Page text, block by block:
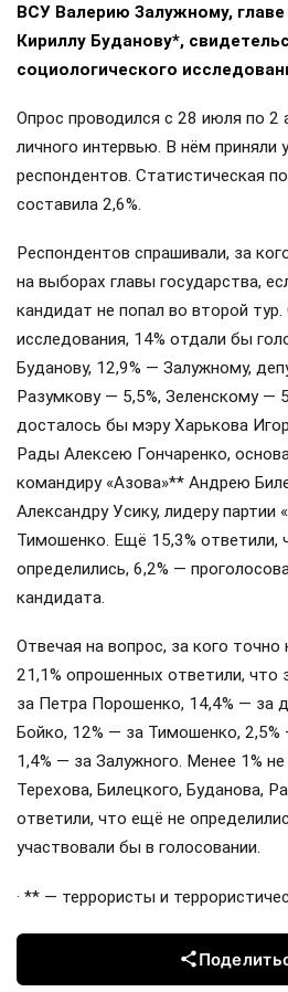
ВСУ Валерию Залужному,
Кириллу Буданову*,
социологического
Опрос проводился с 28 июля по 2
личного интервью. В нём приняли
респондентов. Статистическая
составила 2,6%.
Респондентов спрашивали, за
на выборах главы государства,
кандидат не попал во второй
исследования, 14% отдали бы
Буданову, 12,9% — Залужному,
Разумкову — 5,5%, Зеленскому —
досталось бы мэру Харькова
Рады Алексею Гончаренко,
командиру «Азова»** Андрею
Александру Усику, лидеру
Тимошенко. Ещё 15,3% ответили,
определились, 6,2% —
кандидата.
Отвечая на вопрос, за кого точно
21,1% опрошенных ответили, что
за Петра Порошенко, 14,4% — за
Бойко, 12% — за Тимошенко, 2,5%
1,4% — за Залужного. Менее 1%
Терехова, Билецкого, Буданова,
ответили, что ещё не
участвовали бы в голосовании.
· ** — террористы и